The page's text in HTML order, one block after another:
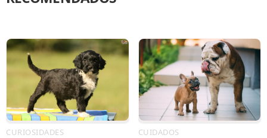
CURIOSIDADES CUIDADOS